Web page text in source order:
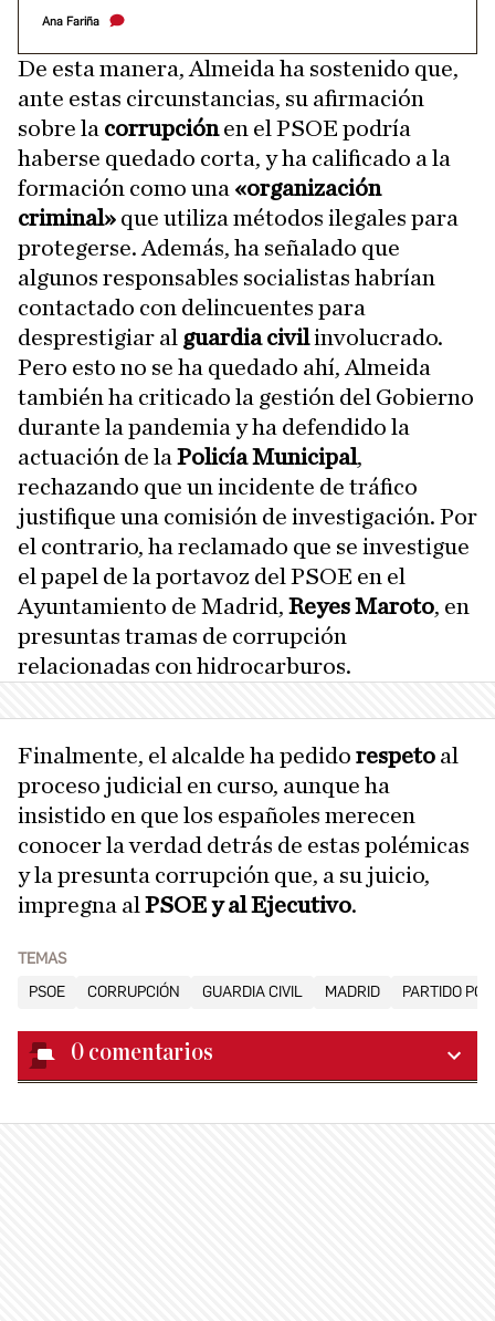
Ana Fariña
De esta manera, Almeida ha sostenido que,
ante estas circunstancias, su afirmación
sobre la corrupciónen el PSOE podría
haberse quedado corta, y ha calificado a la
formación como una «organización
criminal» que utiliza métodos ilegales para
protegerse. Además, ha señalado que
algunos responsables socialistas habrían
contactado con delincuentes para
desprestigiar al guardia civilinvolucrado.
Pero esto no se ha quedado ahí, Almeida
también ha criticado la gestión del Gobierno
durante la pandemia y ha defendido la
actuación de la Policía Municipal,
rechazando que un incidente de tráfico
justifique una comisión de investigación. Por
el contrario, ha reclamado que se investigue
el papel de la portavoz del PSOE en el
Ayuntamiento de Madrid, Reyes Maroto, en
presuntas tramas de corrupción
relacionadas con hidrocarburos.
Finalmente, el alcalde ha pedido respeto al
proceso judicial en curso, aunque ha
insistido en que los españoles merecen
conocer la verdad detrás de estas polémicas
y la presunta corrupción que, a su juicio,
impregna al PSOE y al Ejecutivo.
TEMAS
PSOE
CORRUPCIÓN GUARDIA CIVIL MADRID PARTIDO
0 comentarios